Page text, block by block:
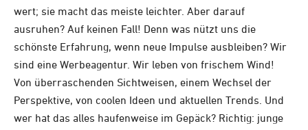
wert; sie macht das meiste leichter. Aber darauf
ausruhen? Auf keinen Fall! Denn was nützt uns die
schönste Erfahrung, wenn neue Impulse ausbleiben? Wir
sind eine Werbeagentur. Wir leben von frischem Wind!
Von überraschenden Sichtweisen, einem Wechsel der
Perspektive, von coolen Ideen und aktuellen Trends. Und
wer hat das alles haufenweise im Gepäck? Richtig: junge